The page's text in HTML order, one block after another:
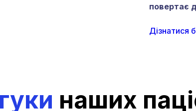
повертає
Дізнатися
наших